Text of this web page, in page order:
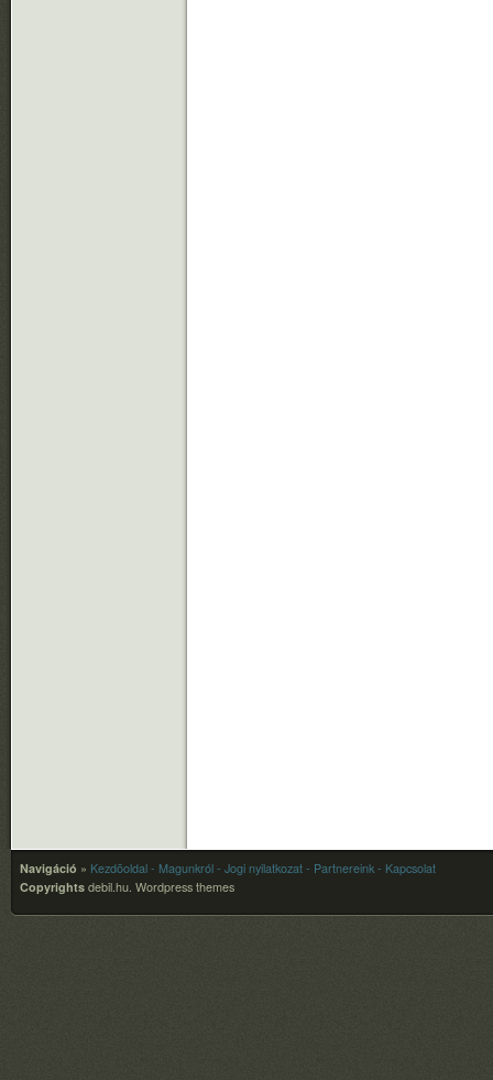
Navigáció » Kezdõoldal - Magunkról - Jogi nyilatkozat - Partnereink - Kapcsolat
Copyrights debil.hu. Wordpress themes